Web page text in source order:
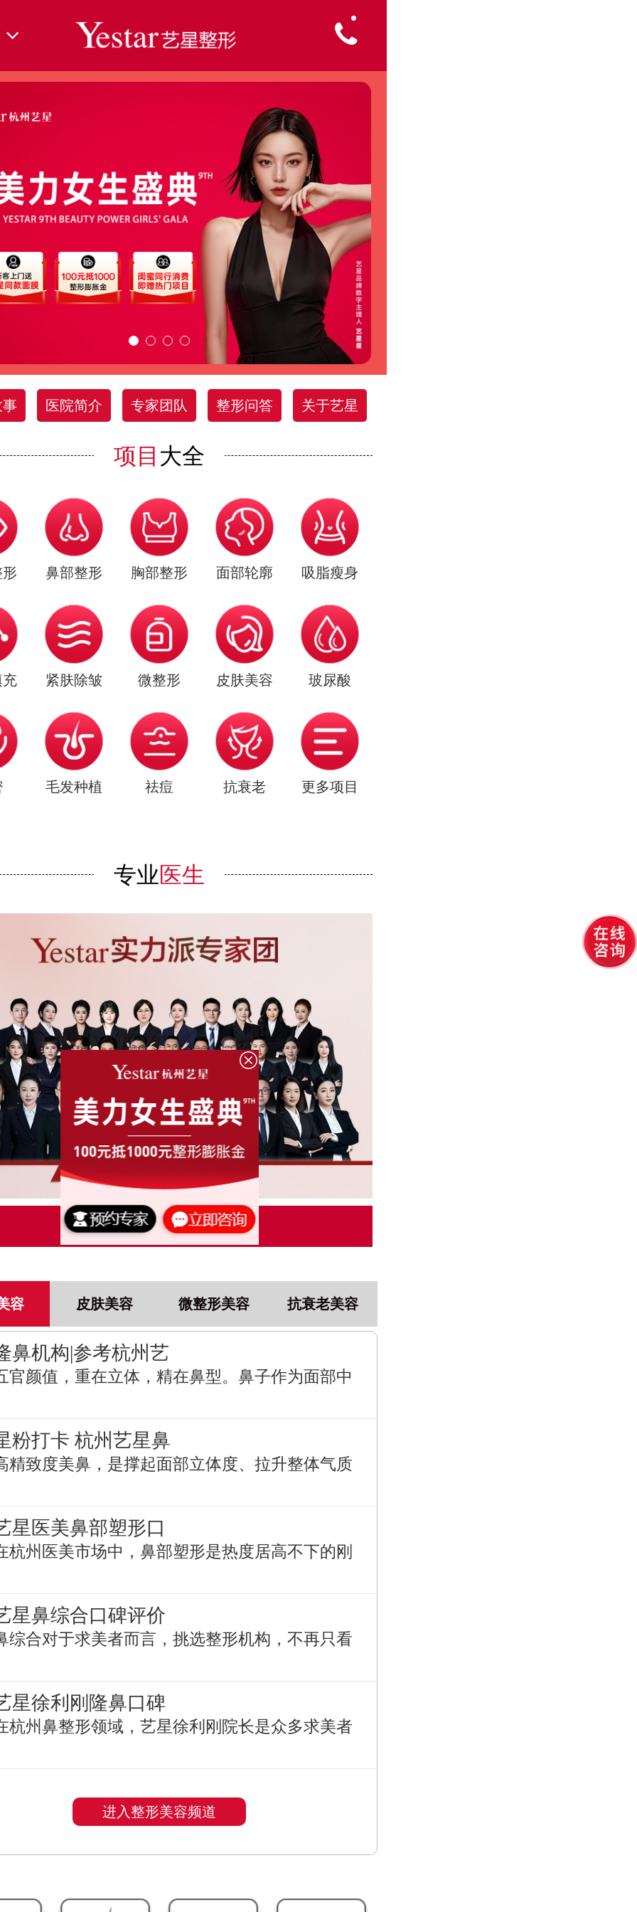
事 医院简介 专家团队 整形问答 关于艺星
项目 大全
鼻部整形 胸部整形 面部轮廓 吸脂瘦身
充 紧肤除皱 微整形 皮肤美容 玻尿酸
毛发种植 祛痘 抗衰老 更多项目
专业医生
点击了解更多
容 皮肤美容 微整形美容 抗衰老美容
鼻机构|参考杭州艺
官颜值，重在立体，精在鼻型。鼻子作为面部中
粉打卡 杭州艺星鼻
精致度美鼻，是撑起面部立体度、拉升整体气质
星医美鼻部塑形口
杭州医美市场中，鼻部塑形是热度居高不下的刚
星鼻综合口碑评价
综合对于求美者而言，挑选整形机构，不再只看
星徐利刚隆鼻口碑
杭州鼻整形领域，艺星徐利刚院长是众多求美者
进入整形美容频道